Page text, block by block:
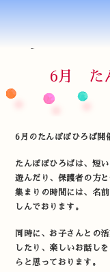
6月 た
6月のたんぽぽひろば開
たんぽぽひろばは、短
遊んだり、保護者の方
集まりの時間には、名
しんでおります。
同時に、お子さんとの
したり、楽しいお話し
らと思っております。